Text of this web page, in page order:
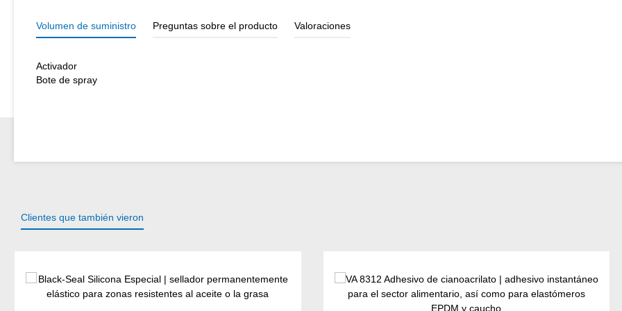
Volumen de suministro Preguntas sobre el producto Valoraciones
Activador
Bote de spray
Clientes que también vieron